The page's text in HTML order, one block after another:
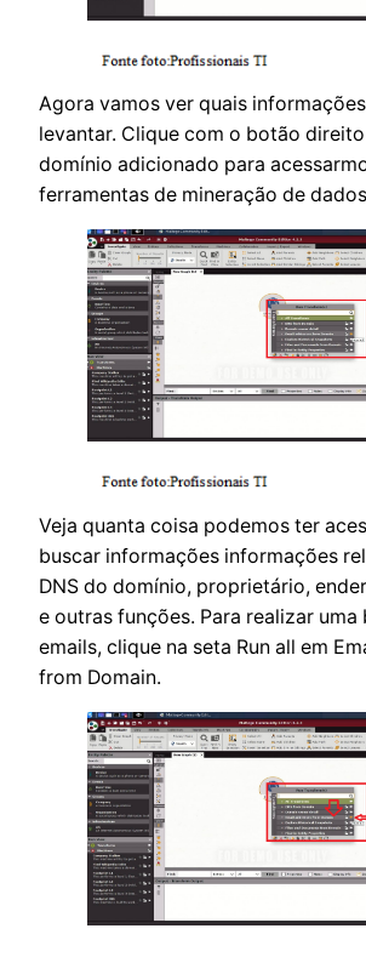
Agora vamos ver quais
levantar. Clique com o botão
domínio adicionado para
ferramentas de mineração de
Veja quanta coisa podemos ter
buscar informações informações
DNS do domínio, proprietário,
e outras funções. Para realizar uma
emails, clique na seta Run all em
from Domain.